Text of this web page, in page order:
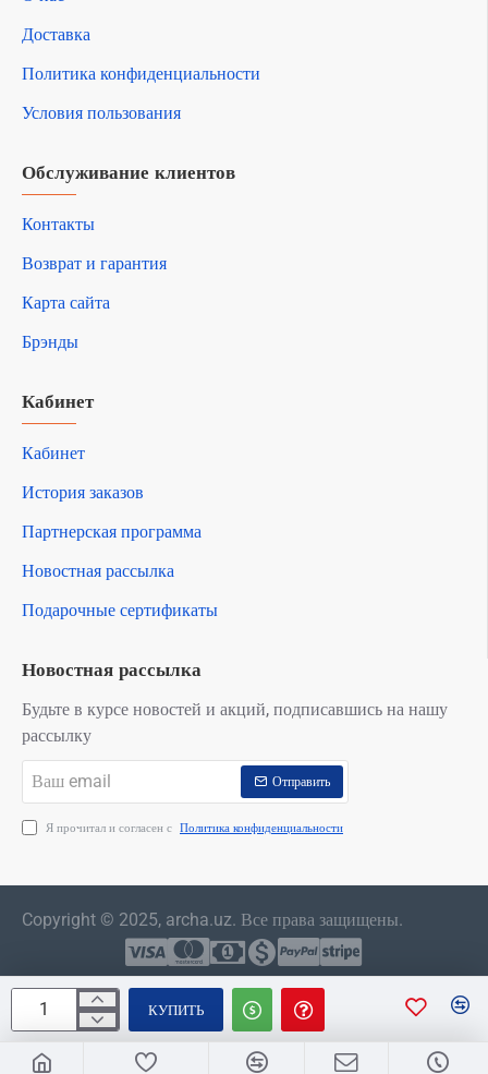
КУПИТЬ
Доставка
Политика конфиденциальности
Условия пользования
Обслуживание клиентов
Контакты
Возврат и гарантия
Карта сайта
Брэнды
Кабинет
Кабинет
История заказов
Партнерская программа
Новостная рассылка
Подарочные сертификаты
Новостная рассылка
Будьте в курсе новостей и акций, подписавшись на нашу
рассылку
email
Отправить
Я прочитал и согласен с Политика конфиденциальности
Copyright © 2025, archa.uz. Все права защищены.